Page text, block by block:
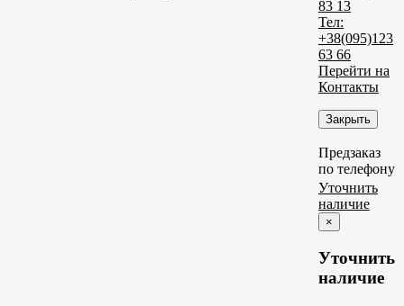
83 13
Тел:
+38(095)123
63 66
Перейти на
Контакты
Закрыть
Предзаказ
по телефону
Уточнить
наличие
×
Уточнить
наличие